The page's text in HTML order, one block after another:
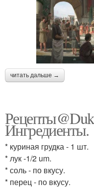
читать дальше →
Ингредиенты.
* куриная грудка - 1 шт.
* лук -1/2 um.
* соль - по вкусу.
* перец - по вкусу.